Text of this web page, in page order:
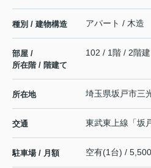
種別 / 建物構造 アパート / 木造
部屋 /
所在階 / 階建て
102 / 1階 / 2階建
所在地 埼玉県坂戸市三
交通 東武東上線 「坂
駐車場 / 月額 空有(1台) /